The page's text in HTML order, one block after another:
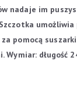
nadaje im
umożliwia
pomocą
Wymiar: długość